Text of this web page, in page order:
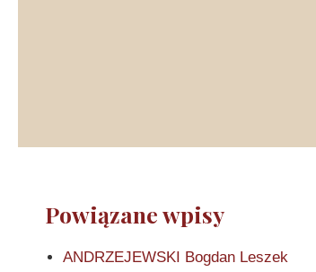
Powiązane wpisy
ANDRZEJEWSKI Bogdan Leszek